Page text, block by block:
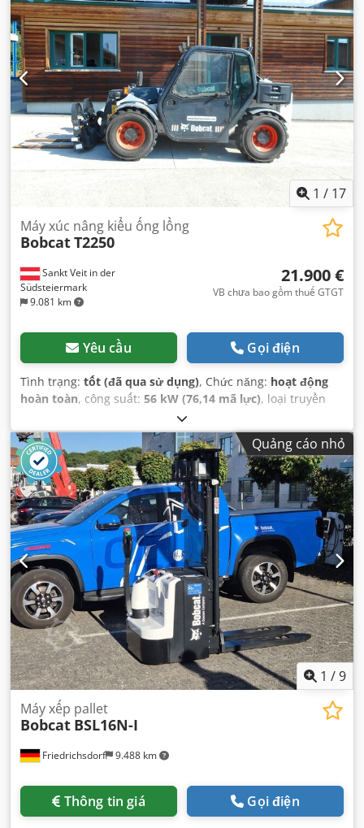
1 / 17
Sankt Veit in der
Südsteiermark
9.081 km
Máy xúc nâng kiểu ống lồng
BobcatT2250
21.900 €
VB chưa bao gồm thuế GTGT
Yêu cầu Gọi điện
Tình trạng: tốt (đã qua sử dụng), Chức năng: hoạt động
hoàn toàn, công suất: 56 kW (76,14 mã lực), loại truyền
, loại nhiên liệu:
suất nâng:2.200 kg/m, Năm sản xuất:2008, giờ hoạt động:
4.871 h, Thiết bị:cabin, càng nâng pallet, Quảng cáo nhỏ
1 /9
Friedrichsdorf 9.488 km
Máy xếp pallet
Bobcat BSL16N-I
Thông tin giá Gọi điện